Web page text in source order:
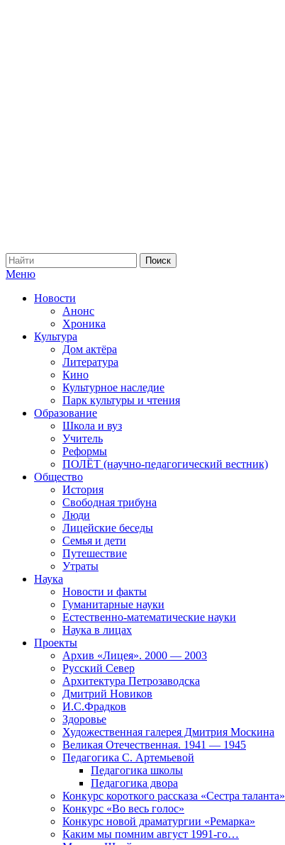
Меню
Новости
Анонс
Хроника
Культура
Дом актёра
Литература
Кино
Культурное наследие
Парк культуры и чтения
Образование
Школа и вуз
Учитель
Реформы
ПОЛЁТ (научно-педагогический вестник)
Общество
История
Свободная трибуна
Люди
Лицейские беседы
Семья и дети
Путешествие
Утраты
Наука
Новости и факты
Гуманитарные науки
Естественно-математические науки
Наука в лицах
Проекты
Архив «Лицея». 2000 — 2003
Русский Север
Архитектура Петрозаводска
Дмитрий Новиков
И.С.Фрадков
Здоровье
Художественная галерея Дмитрия Москина
Великая Отечественная. 1941 — 1945
Педагогика С. Артемьевой
Педагогика школы
Педагогика двора
Конкурс короткого рассказа «Сестра таланта»
Конкурс «Во весь голос»
Конкурс новой драматургии «Ремарка»
Каким мы помним август 1991-го…